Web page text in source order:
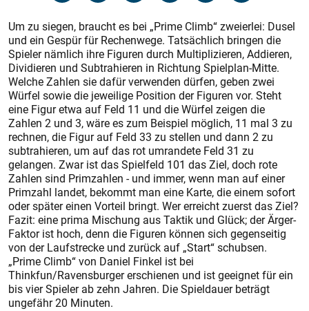
Um zu siegen, braucht es bei „Prime Climb“ zweierlei: Dusel
und ein Gespür für Rechenwege. Tatsächlich bringen die
Spieler nämlich ihre Figuren durch Multiplizieren, Addieren,
Dividieren und Subtrahieren in Richtung Spielplan-Mitte.
Welche Zahlen sie dafür verwenden dürfen, geben zwei
Würfel sowie die jeweilige Position der Figuren vor. Steht
eine Figur etwa auf Feld 11 und die Würfel zeigen die
Zahlen 2 und 3, wäre es zum Beispiel möglich, 11 mal 3 zu
rechnen, die Figur auf Feld 33 zu stellen und dann 2 zu
subtrahieren, um auf das rot umrandete Feld 31 zu
gelangen. Zwar ist das Spielfeld 101 das Ziel, doch rote
Zahlen sind Primzahlen - und immer, wenn man auf einer
Primzahl landet, bekommt man eine Karte, die einem sofort
oder später einen Vorteil bringt. Wer erreicht zuerst das Ziel?
Fazit: eine prima Mischung aus Taktik und Glück; der Ärger-
Faktor ist hoch, denn die Figuren können sich gegenseitig
von der Laufstrecke und zurück auf „Start“ schubsen.
„Prime Climb“ von Daniel Finkel ist bei
Thinkfun/Ravensburger erschienen und ist geeignet für ein
bis vier Spieler ab zehn Jahren. Die Spieldauer beträgt
ungefähr 20 Minuten.